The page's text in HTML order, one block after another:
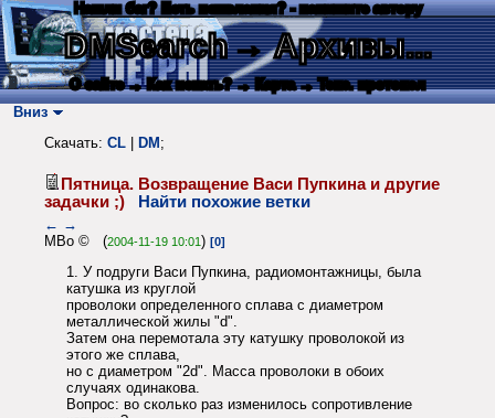
Нашли баг? Есть пожелания? - напишите автору
DMSearch→ Архивы...
О сайте → Как искать? → Карта → Текс. протокол
Вниз
Скачать: CL DM ;
Пятница. Возвращение Васи Пупкина и другие
задачки ;)
Найти похожие ветки
← →
MBo © (2004-11-19 10:01) [0]
1. У подруги Васи Пупкина, радиомонтажницы, была
катушка из круглой
проволоки определенного сплава с диаметром
металлической жилы "d".
Затем она перемотала эту катушку проволокой из
этого же сплава,
но с диаметром "2d". Масса проволоки в обоих
случаях одинакова.
Вопрос: во сколько раз изменилось сопротивление